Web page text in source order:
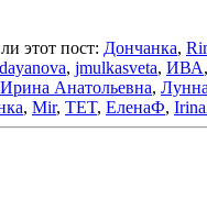
этот пост: Дончанка,
, jmulkasveta, ИВА
Ирина Анатольевна,
, Mir, TET, ЕленаФ,